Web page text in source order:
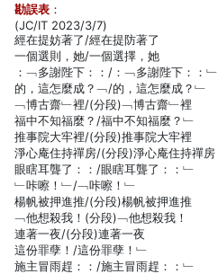
勘誤表 ：
(JC/IT 2023/3/7)
經在提妨著了/經在提防著了
一個選則，她/一個選擇，她
：﹁多謝陛下：：/：﹁多謝陛下：：﹂
的，這怎麼成？﹁/的，這怎麼成？﹂
﹁博古齋﹂裡/(分段)﹁博古齋﹂裡
福中不知福麼？/福中不知福麼？﹂
推事院大牢裡/(分段)推事院大牢裡
淨心庵住持禪房/(分段)淨心庵住持禪房
眼瞎耳聾了：：/眼瞎耳聾了：：﹂
﹂咔嚓！﹂/﹁咔嚓！﹂
楊帆被押進推/(分段)楊帆被押進推
﹁他想殺我！(分段)﹁他想殺我！
連著一夜/(分段)連著一夜
這份罪孽！/這份罪孽！﹂
施主冒雨趕：：/施主冒雨趕：：﹂